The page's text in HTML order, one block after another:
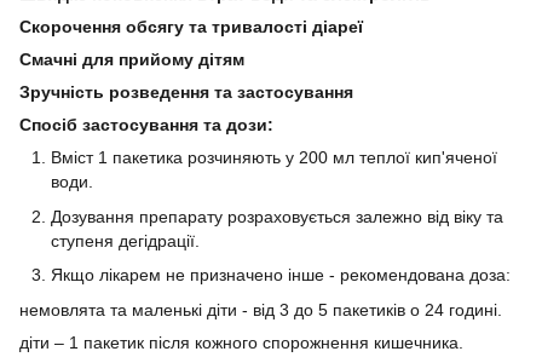
Скорочення обсягу та тривалості діареї
Смачні для прийому дітям
Зручність розведення та застосування
Спосіб застосування та дози:
Вміст 1 пакетика розчиняють у 200 мл теплої кип'яченої
води.
Дозування препарату розраховується залежно від віку та
ступеня дегідрації.
Якщо лікарем не призначено інше - рекомендована доза:
немовлята та маленькі діти - від 3 до 5 пакетиків о 24 годині.
діти – 1 пакетик після кожного спорожнення кишечника.